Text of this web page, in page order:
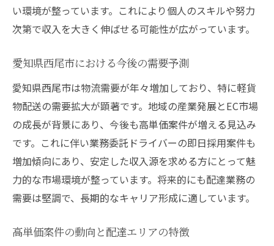
い環境が整っています。これにより個人のスキルや努力
次第で収入を大きく伸ばせる可能性が広がっています。
愛知県西尾市における今後の需要予測
愛知県西尾市は物流需要が年々増加しており、特に軽貨
物配送の需要拡大が顕著です。地域の産業発展とEC市場
の成長が背景にあり、今後も高単価案件が増える見込み
です。これに伴い業務委託ドライバーの即日採用案件も
増加傾向にあり、安定した収入源を求める方にとって魅
力的な市場環境が整っています。将来的にも配達業務の
需要は堅調で、長期的なキャリア形成に適しています。
高単価案件の動向と配達エリアの特徴